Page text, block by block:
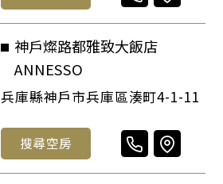
神戶燦路都雅致大飯店
ANNESSO
兵庫縣神戶市兵庫區湊町4-1-11
搜尋空房